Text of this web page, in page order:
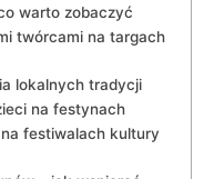
warto zobaczyć
twórcami na targach
lokalnych tradycji
na festynach
festiwalach kultury